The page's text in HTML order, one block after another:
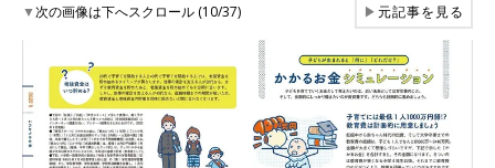
▼次の画像は下へスクロール (10/37) ▶元記事を見る